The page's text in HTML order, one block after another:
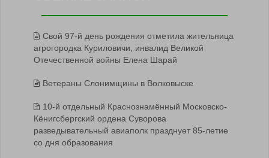
Свой 97-й день рождения отметила жительница
агрогородка Куриловичи, инвалид Великой
Отечественной войны Елена Шарай
Ветераны Слонимщины в Волковыске
10-й отдельный Краснознамённый Московско-
Кёнигсбергский ордена Суворова
разведывательный авиаполк празднует 85-летие
со дня образования